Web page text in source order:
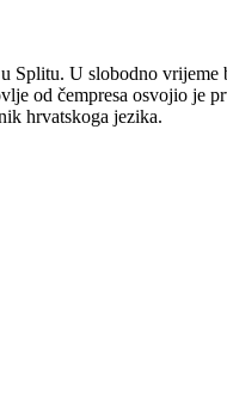
Splitu. U slobodno vrijeme
od čempresa osvojio je
hrvatskoga jezika.